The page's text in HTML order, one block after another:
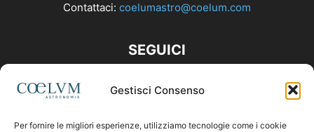
Gestisci Consenso
Per fornire le migliori esperienze, utilizziamo tecnologie come i cookie
Contattaci: coelumastro@coelum.com
SEGUICI